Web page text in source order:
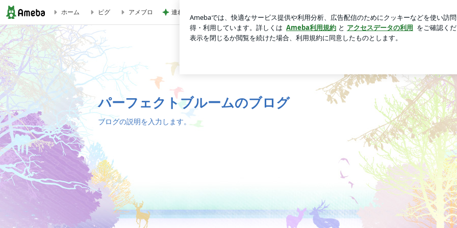
パーフェクトブルームのブログ
ホーム ピグ アメブロ 連れて行っていただいた韓国のお土産 新規登録
パーフェクトブルームのブログ
ブログの説明を入力します。